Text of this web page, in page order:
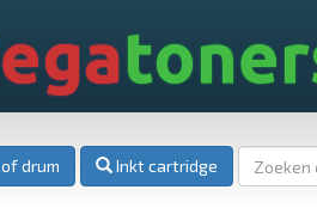
drum Inkt cartridge